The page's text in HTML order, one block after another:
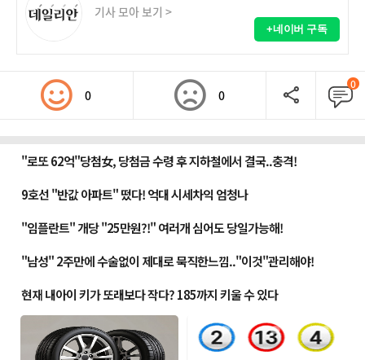
기사 모아 보기 >
+네이버 구독
0 0
0